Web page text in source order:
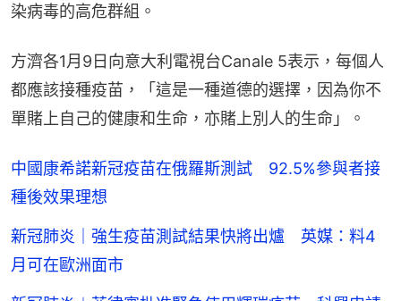
染病毒的高危群組。
方濟各1月9日向意大利電視台Canale 5表示，每個人
都應該接種疫苗，「這是一種道德的選擇，因為你不
單賭上自己的健康和生命，亦賭上別人的生命」。
中國康希諾新冠疫苗在俄羅斯測試 92.5%參與者接
種後效果理想
新冠肺炎｜強生疫苗測試結果快將出爐 英媒：料4
月可在歐洲面市